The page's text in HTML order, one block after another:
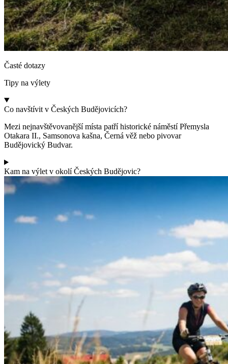
Časté dotazy
Tipy na výlety
Co navštívit v Českých Budějovicích?
Mezi nejnavštěvovanější místa patří historické náměstí Přemysla
Otakara II., Samsonova kašna, Černá věž nebo pivovar
Budějovický Budvar.
Kam na výlet v okolí Českých Budějovic?